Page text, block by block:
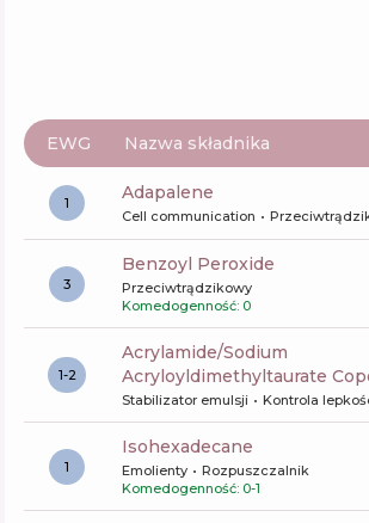
EWG Nazwa składnika
1 adapalene
Cell communication
3
Benzoyl Peroxide
Przeciwtrądzikowy
Komedogenność: 0
1-2
Acrylamide/Sodium
Acryloyldimethyltaurate
Stabilizator emulsji Kontrola
1
Isohexadecane
Emolienty
Rozpuszczalnik
Komedogenność: 0-1